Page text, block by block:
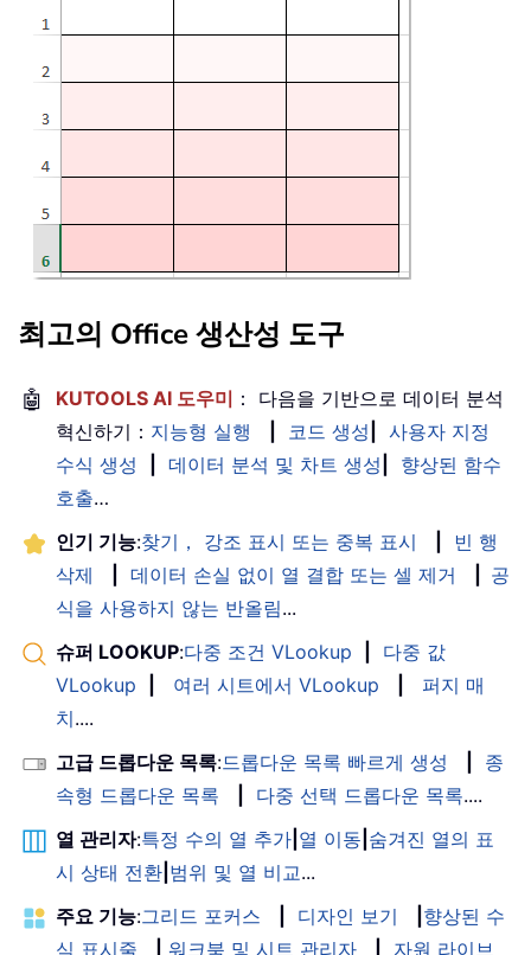
최고의 Office 생산성 도구
🤖 KUTOOLS AI 도우미 ： 다음을 기반으로 데이터 분석
혁신하기： 지능형 실행 코드 생성
사용자 지정
수식 생성
데이터 분석 및 차트 생성
향상된 함수
호출…
인기 기능:찾기， 강조 표시 또는 중복 표시
빈 행
삭제
데이터 손실 없이 열 결합 또는 셀 제거
공
식을 사용하지 않는 반올림...
슈퍼 LOOKUP:다중 조건 VLookup
다중 값
VLookup
여러 시트에서 VLookup
퍼지 매
치....
고급 드롭다운 목록:드롭다운 목록 빠르게 생성
종
속형 드롭다운 목록
다중 선택 드롭다운 목록....
열 관리자:특정 수의 열 추가 열 이동 숨겨진 열의 표
시 상태 전환 범위 및 열 비교...
주요 기능:그리드 포커스 디자인 보기
향상된 수
식 표시줄
워크북 및 시트 관리자
자원 라이브